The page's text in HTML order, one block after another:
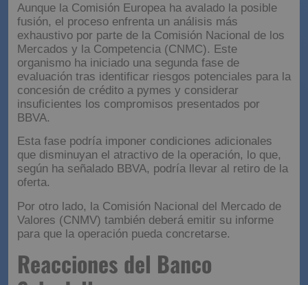
Aunque la Comisión Europea ha avalado la posible
fusión, el proceso enfrenta un análisis más
exhaustivo por parte de la Comisión Nacional de los
Mercados y la Competencia (CNMC). Este
organismo ha iniciado una segunda fase de
evaluación tras identificar riesgos potenciales para la
concesión de crédito a pymes y considerar
insuficientes los compromisos presentados por
BBVA.
Esta fase podría imponer condiciones adicionales
que disminuyan el atractivo de la operación, lo que,
según ha señalado BBVA, podría llevar al retiro de la
oferta.
Por otro lado, la Comisión Nacional del Mercado de
Valores (CNMV) también deberá emitir su informe
para que la operación pueda concretarse.
Reacciones del Banco